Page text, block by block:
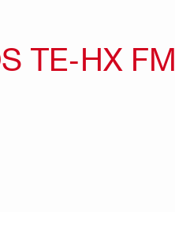
TE-HX FM